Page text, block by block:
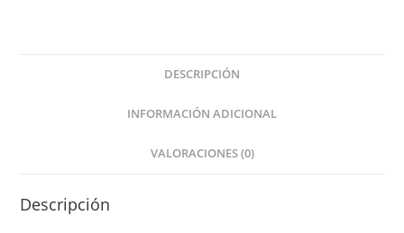
DESCRIPCIÓN
INFORMACIÓN ADICIONAL
VALORACIONES (0)
Descripción